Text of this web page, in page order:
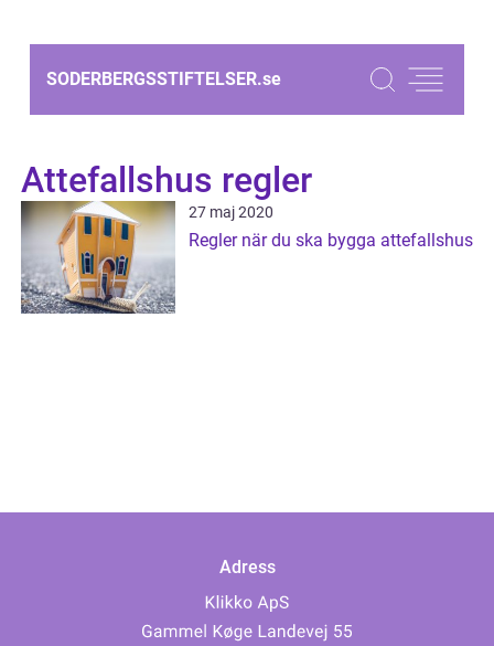
SODERBERGSSTIFTELSER.se
Attefallshus regler
27 maj 2020
Regler när du ska bygga attefallshus
Adress